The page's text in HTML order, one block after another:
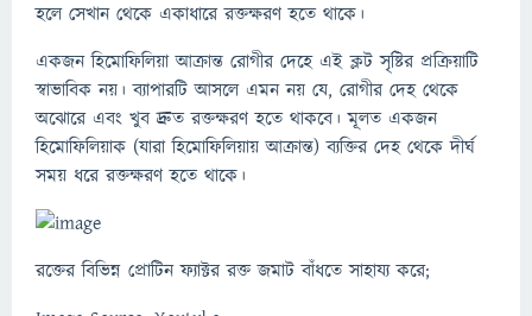
হলে সেখান থেকে একাধারে রক্তক্ষরণ হতে থাকে।
একজন হিমোফিলিয়া আক্রান্ত রোগীর দেহে এই ক্লট সৃষ্টির প্রক্রিয়াটি
স্বাভাবিক নয়। ব্যাপারটি আসলে এমন নয় যে, রোগীর দেহ থেকে
অঝোরে এবং খুব দ্রুত রক্তক্ষরণ হতে থাকবে। মূলত একজন
হিমোফিলিয়াক (যারা হিমোফিলিয়ায় আক্রান্ত) ব্যক্তির দেহ থেকে দীর্ঘ
সময় ধরে রক্তক্ষরণ হতে থাকে।
রক্তের বিভিন্ন প্রোটিন ফ্যাক্টর রক্ত জমাট বাঁধতে সাহায্য করে;